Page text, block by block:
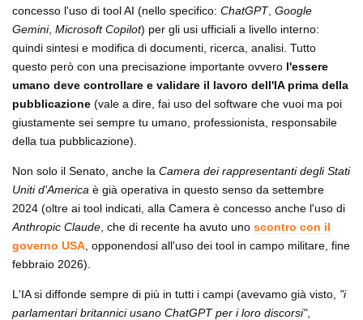
concesso l'uso di tool AI (nello specifico: ChatGPT, Google
Gemini, Microsoft Copilot) per gli usi ufficiali a livello interno:
quindi sintesi e modifica di documenti, ricerca, analisi. Tutto
questo però con una precisazione importante ovvero l'essere
umano deve controllare e validare il lavoro dell'IA prima della
pubblicazione (vale a dire, fai uso del software che vuoi ma poi
giustamente sei sempre tu umano, professionista, responsabile
della tua pubblicazione).
Non solo il Senato, anche la Camera dei rappresentanti degli Stati
Uniti d'America è già operativa in questo senso da settembre
2024 (oltre ai tool indicati, alla Camera è concesso anche l'uso di
Anthropic Claude, che di recente ha avuto uno scontro con il
governo USA, opponendosi all'uso dei tool in campo militare, fine
febbraio 2026).
L'IA si diffonde sempre di più in tutti i campi (avevamo già visto, "i
parlamentari britannici usano ChatGPT per i loro discorsi",